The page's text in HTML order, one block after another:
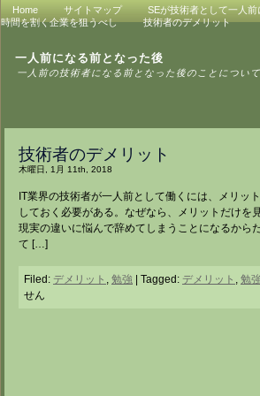
Home サイトマップ
SEが技術者として一人前
時間を割く企業を狙うべし
技術者のデメリット
一人前になる前となった後
一人前の技術者になる前となった後のことについ
技術者のデメリット
木曜日, 1月 11th, 2018
IT業界の技術者が一人前として働くには、メリッ
しておく必要がある。なぜなら、メリットだけを
現実の違いに悩んで辞めてしまうことになるから
て […]
Filed: デメリット 勉強 | Tagged: デメリット
勉
せん